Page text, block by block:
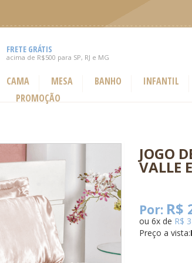
FRETE GRÁTIS
acima de R$500 para SP, RJ e MG
CAMA MESA BANHO INFANTIL
PROMOÇÃO
JOGO
VALLE
Por: R$
ou6x de R$
Preço a vista: